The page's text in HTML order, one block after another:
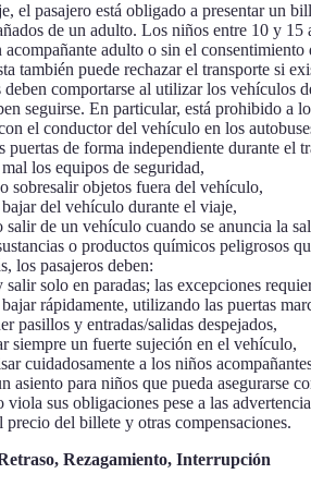
el pasajero está obligado a presentar un
de un adulto. Los niños entre 10 y
acompañante adulto o sin el
también puede rechazar el transporte si
deben comportarse al utilizar los vehículos
seguirse. En particular, está prohibido a
el conductor del vehículo en los
puertas de forma independiente durante el
los equipos de seguridad,
sobresalir objetos fuera del vehículo,
del vehículo durante el viaje,
salir de un vehículo cuando se anuncia la
o productos químicos peligrosos
los pasajeros deben:
salir solo en paradas; las excepciones
rápidamente, utilizando las puertas
pasillos y entradas/salidas despejados,
siempre un fuerte sujeción en el vehículo,
cuidadosamente a los niños
asiento para niños que pueda asegurarse
viola sus obligaciones pese a las
precio del billete y otras compensaciones.
Rezagamiento, Interrupción